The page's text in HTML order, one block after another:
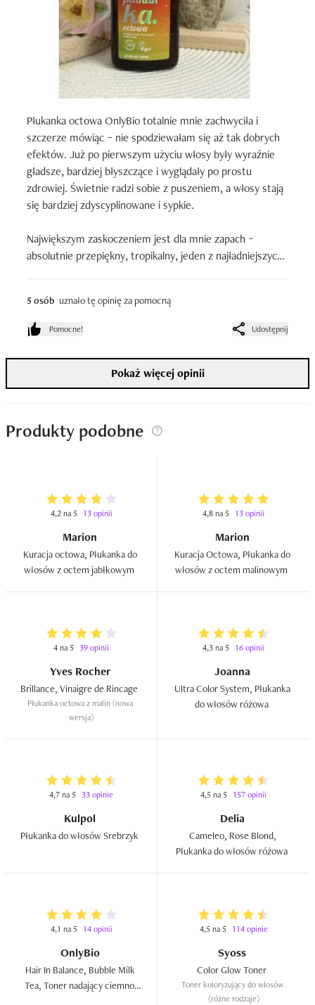
Płukanka octowa OnlyBio totalnie mnie zachwyciła i
szczerze mówiąc – nie spodziewałam się aż tak dobrych
efektów. Już po pierwszym użyciu włosy były wyraźnie
gładsze, bardziej błyszczące i wyglądały po prostu
zdrowiej. Świetnie radzi sobie z puszeniem, a włosy stają
się bardziej zdyscyplinowane i sypkie.
Największym zaskoczeniem jest dla mnie zapach –
absolutnie przepiękny, tropikalny, jeden z najładniejszych
używanie tej płukanki to czysta przyjemność.
Stosuję ją trochę „po swojemu”, bo nakładam głównie na
długość włosów i zostawiam nawet na około 10 minut.
Nie wiem, czy tak powinno się robić, ale u mnie daje to
świetne efekty – włosy są jeszcze bardziej wygładzone,
To produkt idealny do domknięcia pielęgnacji – włosy po
nim są łatwiejsze do rozczesania, mniej się elektryzują i
5 osób uznało tę opinię za pomocną
Pomocne! Udostępnij
Pokaż więcej opinii
Produkty podobne
4,2 na 5 13 opinii
Marion
Kuracja octowa, Płukanka do
4,8 na 5 13 opinii
Marion
Kuracja Octowa, Płukanka do
4 na 5 39 opinii
Yves Rocher
Płukanka octowa z malin (nowa
wersja)
4,3 na 5 16 opinii
Joanna
Ultra Color System, Płukanka
4,7 na 5 33 opinie
Kulpol
4,5 na 5 157 opinii
Delia
Cameleo, Rose Blond,
4,1 na 5 14 opinii
OnlyBio
Hair In Balance, Bubble Milk
Tea, Toner nadający ciemno-
4,5 na 5 114 opinie
Syoss
Toner koloryzujący do włosów
(różne rodzaje)